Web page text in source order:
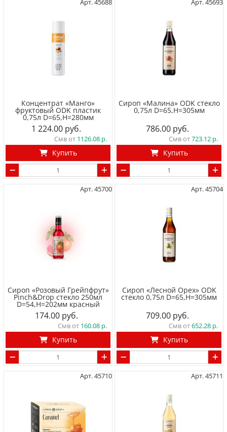
Арт. 45688
Концентрат «Манго»
фруктовый ODK пластик
0,75л D=65,H=280мм
1 224.00
Смв от 1126.08
Купить
Арт. 45693
Сироп «Малина» ODK стекло
0,75л D=65,H=305мм
786.00
Смв от723.12
Купить
Арт. 45700
Сироп «Розовый Грейпфрут»
Pinch&Drop стекло 250мл
D=54,H=202мм красный
174.00
Смв от 160.08
Купить
Арт. 45704
Сироп «Лесной Орех» ODK
стекло 0,75л D=65,H=305мм
709.00
Смв от652.28
Купить
Арт. 45710 Арт. 45711